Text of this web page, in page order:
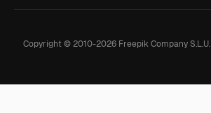
Copyright © 2010-2026Freepik Company S.L.U.